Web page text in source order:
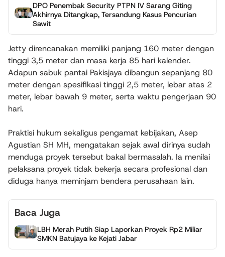
DPO Penembak Security PTPN IV Sarang Giting
Akhirnya Ditangkap, Tersandung Kasus Pencurian
Sawit
Jetty direncanakan memiliki panjang 160 meter dengan
tinggi 3,5 meter dan masa kerja 85 hari kalender.
Adapun sabuk pantai Pakisjaya dibangun sepanjang 80
meter dengan spesifikasi tinggi 2,5 meter, lebar atas 2
meter, lebar bawah 9 meter, serta waktu pengerjaan 90
hari.
Praktisi hukum sekaligus pengamat kebijakan, Asep
Agustian SH MH, mengatakan sejak awal dirinya sudah
menduga proyek tersebut bakal bermasalah. Ia menilai
pelaksana proyek tidak bekerja secara profesional dan
diduga hanya meminjam bendera perusahaan lain.
Baca Juga
LBH Merah Putih Siap Laporkan Proyek Rp2 Miliar
SMKN Batujaya ke Kejati Jabar